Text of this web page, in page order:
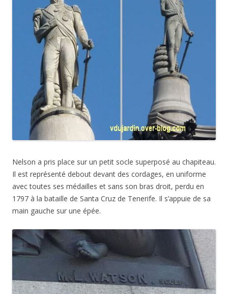
Nelson a pris place sur un petit socle superposé au chapiteau.
Il est représenté debout devant des cordages, en uniforme
avec toutes ses médailles et sans son bras droit, perdu en
1797 à la bataille de Santa Cruz de Tenerife. Il s’appuie de sa
main gauche sur une épée.